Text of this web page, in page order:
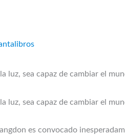
luz, sea capaz de cambiar el
luz, sea capaz de cambiar el
es convocado